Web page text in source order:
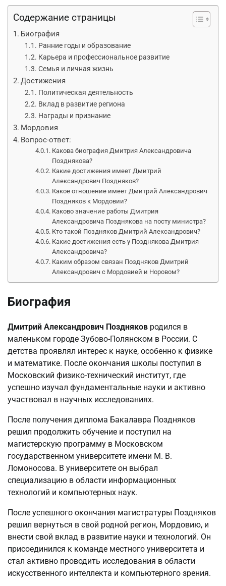
Содержание страницы
Биография
Ранние годы и образование
Карьера и профессиональное развитие
Семья и личная жизнь
Достижения
Политическая деятельность
Вклад в развитие региона
Награды и признание
Мордовия
Вопрос-ответ:
Какова биография Дмитрия Александровича
Позднякова?
Какие достижения имеет Дмитрий
Александрович Поздняков?
Какое отношение имеет Дмитрий Александрович
Поздняков к Мордовии?
Каково значение работы Дмитрия
Александровича Позднякова на посту министра?
Кто такой Поздняков Дмитрий Александрович?
Какие достижения есть у Позднякова Дмитрия
Александровича?
Каким образом связан Поздняков Дмитрий
Александрович с Мордовией и Норовом?
Биография
Дмитрий Александрович Поздняков родился в
маленьком городе Зубово-Полянском в России. С
детства проявлял интерес к науке, особенно к физике
и математике. После окончания школы поступил в
Московский физико-технический институт, где
успешно изучал фундаментальные науки и активно
участвовал в научных исследованиях.
После получения диплома Бакалавра Поздняков
решил продолжить обучение и поступил на
магистерскую программу в Московском
государственном университете имени М. В.
Ломоносова. В университете он выбрал
специализацию в области информационных
технологий и компьютерных наук.
После успешного окончания магистратуры Поздняков
решил вернуться в свой родной регион, Мордовию, и
внести свой вклад в развитие науки и технологий. Он
присоединился к команде местного университета и
стал активно проводить исследования в области
искусственного интеллекта и компьютерного зрения.